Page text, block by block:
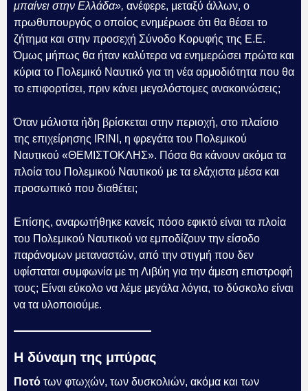
μπαίνει στην Ελλάδα», ανέφερε, μεταξύ άλλων, ο
πρωθυπουργός ο οποίος ενημέρωσε ότι θα θέσει το
ζήτημα και στην προσεχή Σύνοδο Κορυφής της Ε.Ε.
Όμως μήπως θα ήταν καλύτερα να ενημερώσει πρώτα και
κύρια το Πολεμικό Ναυτικό για τη νέα αρμοδιότητα που θα
το επιφορτίσει, πριν κάνει μεγαλόστομες ανακοινώσεις;
Όταν μάλιστα ήδη βρίσκεται στην περιοχή, στο πλαίσιο
της επιχείρησης IRINI, η φρεγάτα του Πολεμικού
Ναυτικού «ΘΕΜΙΣΤΟΚΛΗΣ». Πόσα θα κάνουν ακόμα τα
πλοία του Πολεμικού Ναυτικού με τα ελάχιστα μέσα και
προσωπικό που διαθέτει;
Επίσης, αναρωτήθηκε κανείς πόσο εφικτό είναι τα πλοία
του Πολεμικού Ναυτικού να εμποδίζουν την είσοδο
παράνομων μεταναστών, από την στιγμή που δεν
υφίσταται συμφωνία με τη Λιβύη για την άμεση επιστροφή
τους; Είναι εύκολο να λέμε μεγάλα λόγια, το δύσκολο είναι
να τα υλοποιούμε.
Η δύναμη της μπύρας
Ποτό των φτωχών, των δυσκολιών, ακόμα και των